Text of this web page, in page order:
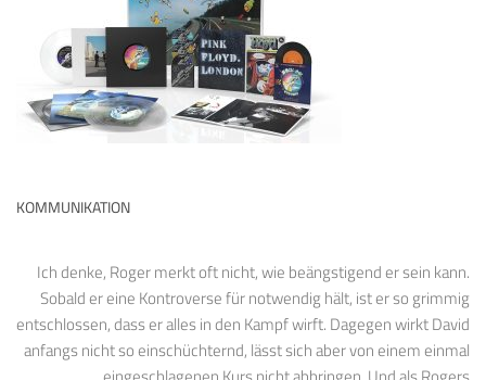
KOMMUNIKATION
Ich denke, Roger merkt oft nicht, wie beängstigend er sein kann.
Sobald er eine Kontroverse für notwendig hält, ist er so grimmig
entschlossen, dass er alles in den Kampf wirft. Dagegen wirkt David
anfangs nicht so einschüchternd, lässt sich aber von einem einmal